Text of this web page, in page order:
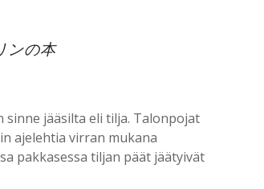
ンの本
sinne jääsilta eli tilja. Talonpojat
ajelehtia virran mukana
pakkasessa tiljan päät jäätyivät